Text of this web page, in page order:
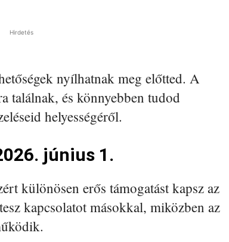
Hirdetés
nyílhatnak meg előtted. A
találnak, és könnyebben tudod
helyességéről.
június 1.
különösen erős támogatást kapsz az
kapcsolatot másokkal, miközben az